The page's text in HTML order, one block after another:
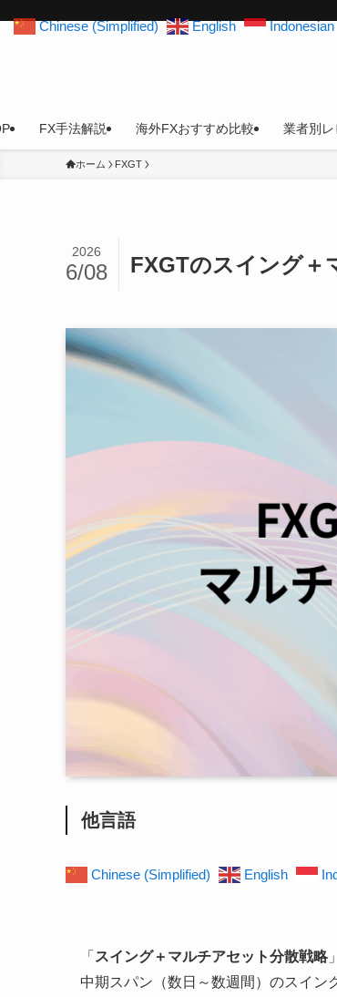
FX手法解説 海外FXおすすめ比較 業者別レ
ホーム FXGT
FXGTのスイング＋
2026
6/08
他言語
Chinese (Simplified) English
「 スイング＋マルチアセット分散戦略
中期スパン（数日～数週間）のスイン
Chinese (Simplified) English Indonesian